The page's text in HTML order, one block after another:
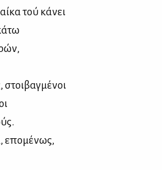
τού κά­νει
στοι­βαγ­μέ­νοι
επο­μέ­νως,